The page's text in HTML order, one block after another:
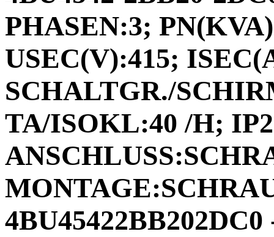
PHASEN:3;
USEC(V):415;
SCHALTGR./
TA/ISOKL:40 /H;